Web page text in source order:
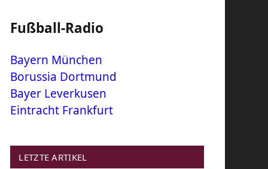
Fußball-Radio
Bayern München
Borussia Dortmund
Bayer Leverkusen
Eintracht Frankfurt
LETZTE ARTIKEL